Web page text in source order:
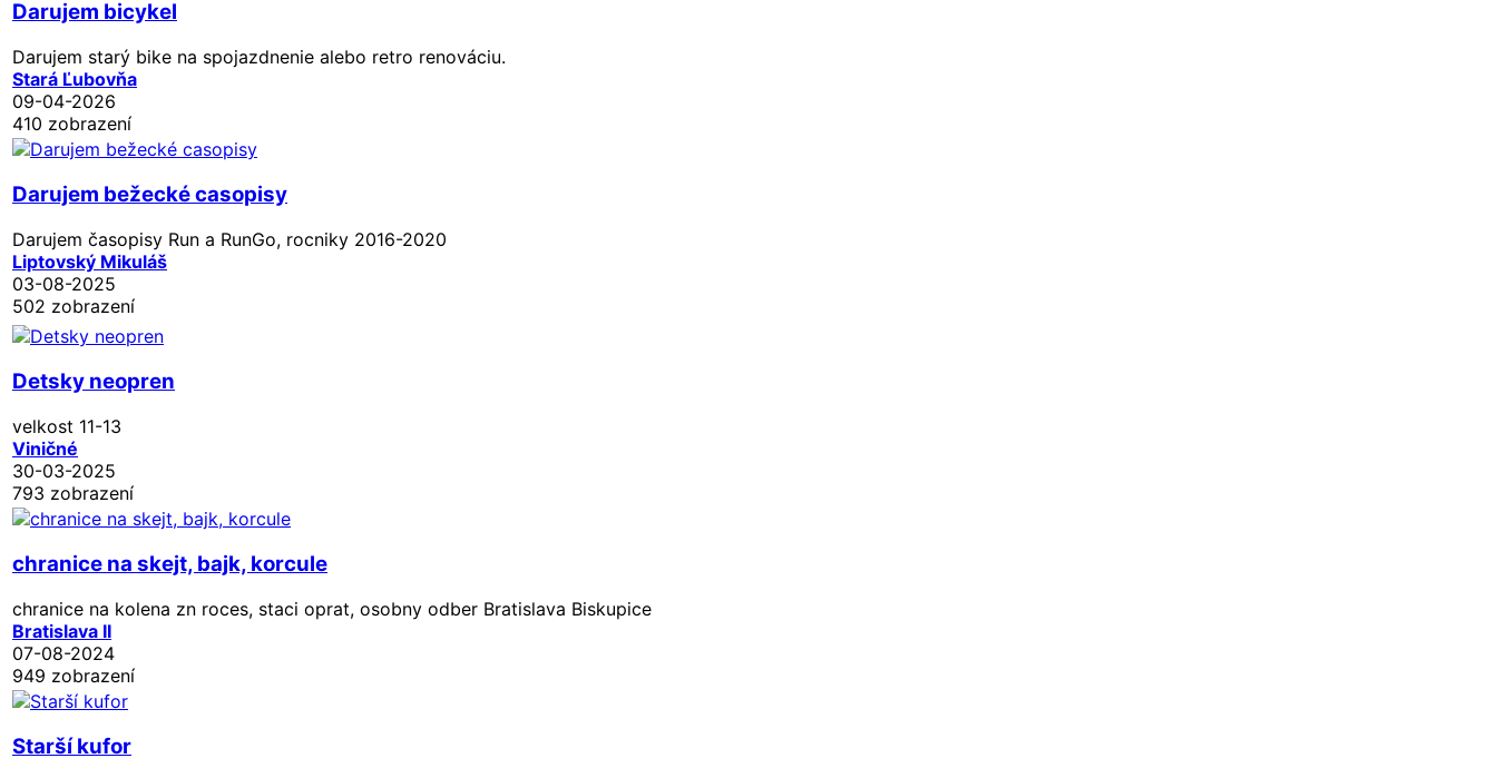
Darujem bicykel
Darujem starý bike na spojazdnenie alebo retro renováciu.
Stará Ľubovňa
09-04-2026
410 zobrazení
Darujem bežecké casopisy
Darujem časopisy Run a RunGo, rocniky 2016-2020
Liptovský Mikuláš
03-08-2025
502 zobrazení
Detsky neopren
velkost 11-13
Viničné
30-03-2025
793 zobrazení
chranice na skejt, bajk, korcule
chranice na kolena zn roces, staci oprat, osobny odber Bratislava Biskupice
Bratislava II
07-08-2024
949 zobrazení
Starší kufor